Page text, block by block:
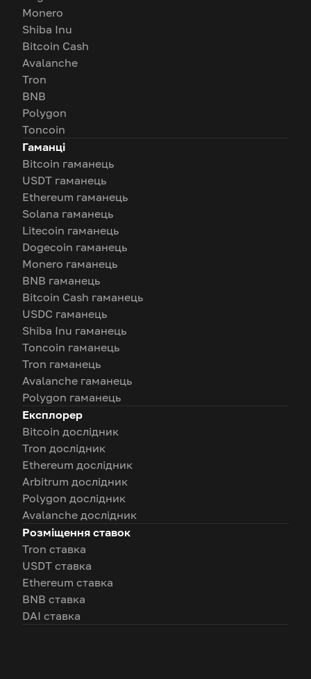
Monero
Shiba Inu
Bitcoin Cash
Avalanche
Tron
BNB
Polygon
Toncoin
Гаманці
Bitcoin гаманець
USDT гаманець
Ethereum гаманець
Solana гаманець
Litecoin гаманець
Dogecoin гаманець
Monero гаманець
BNB гаманець
Bitcoin Cash гаманець
USDC гаманець
Shiba Inu гаманець
Toncoin гаманець
Tron гаманець
Avalanche гаманець
Polygon гаманець
Експлорер
Bitcoin дослідник
Tron дослідник
Ethereum дослідник
Arbitrum дослідник
Polygon дослідник
Avalanche дослідник
Розміщення ставок
Tron ставка
USDT ставка
Ethereum ставка
BNB ставка
DAI ставка